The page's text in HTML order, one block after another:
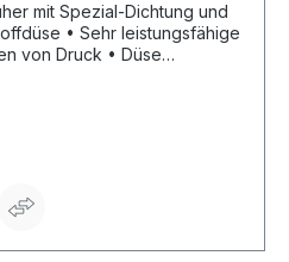
mit Spezial-Dichtung und
Druck • Düse
und Schalöle geeignet •
•
Einkaufsbüro
EDE Platz 1, 42389